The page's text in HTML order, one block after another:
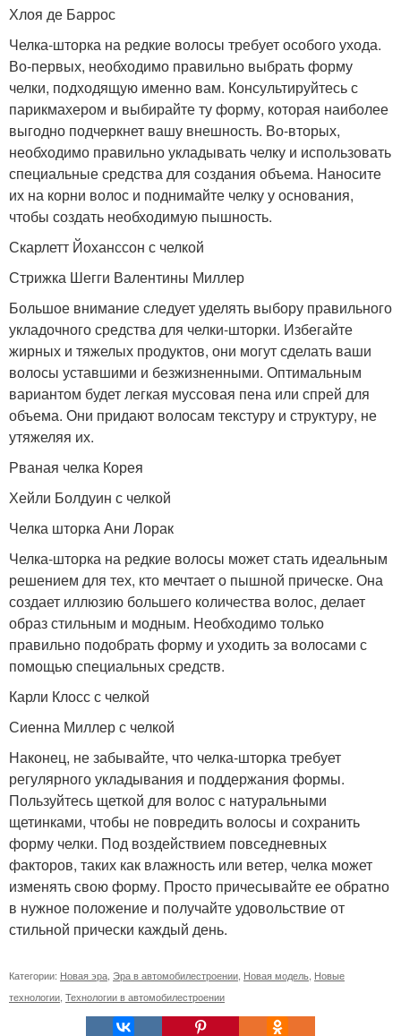
Хлоя де Баррос
Челка-шторка на редкие волосы требует особого ухода.
Во-первых, необходимо правильно выбрать форму
челки, подходящую именно вам. Консультируйтесь с
парикмахером и выбирайте ту форму, которая наиболее
выгодно подчеркнет вашу внешность. Во-вторых,
необходимо правильно укладывать челку и использовать
специальные средства для создания объема. Наносите
их на корни волос и поднимайте челку у основания,
чтобы создать необходимую пышность.
Скарлетт Йоханссон с челкой
Стрижка Шегги Валентины Миллер
Большое внимание следует уделять выбору правильного
укладочного средства для челки-шторки. Избегайте
жирных и тяжелых продуктов, они могут сделать ваши
волосы уставшими и безжизненными. Оптимальным
вариантом будет легкая муссовая пена или спрей для
объема. Они придают волосам текстуру и структуру, не
утяжеляя их.
Рваная челка Корея
Хейли Болдуин с челкой
Челка шторка Ани Лорак
Челка-шторка на редкие волосы может стать идеальным
решением для тех, кто мечтает о пышной прическе. Она
создает иллюзию большего количества волос, делает
образ стильным и модным. Необходимо только
правильно подобрать форму и уходить за волосами с
помощью специальных средств.
Карли Клосс с челкой
Сиенна Миллер с челкой
Наконец, не забывайте, что челка-шторка требует
регулярного укладывания и поддержания формы.
Пользуйтесь щеткой для волос с натуральными
щетинками, чтобы не повредить волосы и сохранить
форму челки. Под воздействием повседневных
факторов, таких как влажность или ветер, челка может
изменять свою форму. Просто причесывайте ее обратно
в нужное положение и получайте удовольствие от
стильной прически каждый день.
Категории: Новая эра Эра в автомобилестроении Новая модель Новые
технологии Технологии в автомобилестроении